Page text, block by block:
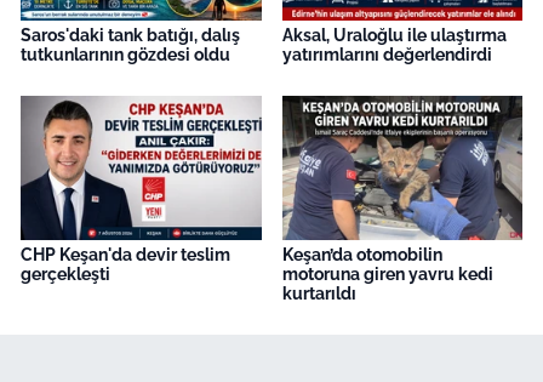
Saros'daki tank batığı, dalış
tutkunlarının gözdesi oldu
Aksal, Uraloğlu ile ulaştırma
yatırımlarını değerlendirdi
CHP Keşan'da devir teslim
gerçekleşti
Keşan’da otomobilin
motoruna giren yavru kedi
kurtarıldı